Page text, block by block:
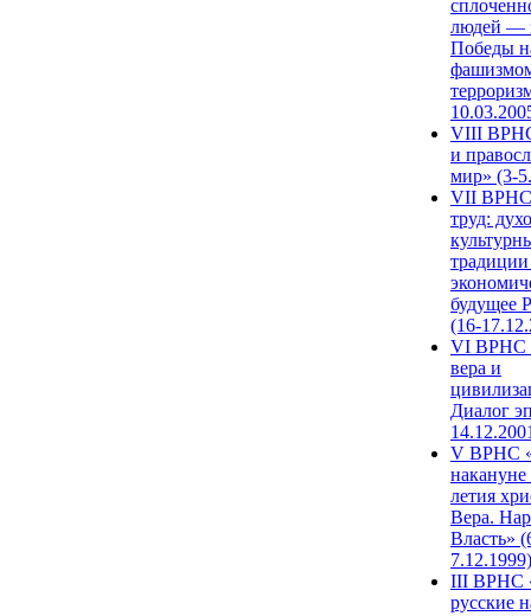
людей —
Победы
VIII
и
мир» (3-
VII ВРНС
труд:
будущее
(16-
VI ВРНС
вера и
Диалог
V ВРНС
накануне
летия
Вера.
Власть»
7.12.1999)
III ВРНС
русские